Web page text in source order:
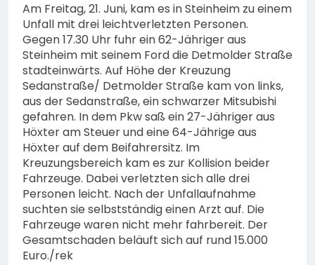
Am Freitag, 21. Juni, kam es in Steinheim zu einem
Unfall mit drei leichtverletzten Personen.
Gegen 17.30 Uhr fuhr ein 62-Jähriger aus
Steinheim mit seinem Ford die Detmolder Straße
stadteinwärts. Auf Höhe der Kreuzung
Sedanstraße/ Detmolder Straße kam von links,
aus der Sedanstraße, ein schwarzer Mitsubishi
gefahren. In dem Pkw saß ein 27-Jähriger aus
Höxter am Steuer und eine 64-Jährige aus
Höxter auf dem Beifahrersitz. Im
Kreuzungsbereich kam es zur Kollision beider
Fahrzeuge. Dabei verletzten sich alle drei
Personen leicht. Nach der Unfallaufnahme
suchten sie selbstständig einen Arzt auf. Die
Fahrzeuge waren nicht mehr fahrbereit. Der
Gesamtschaden beläuft sich auf rund 15.000
Euro./rek